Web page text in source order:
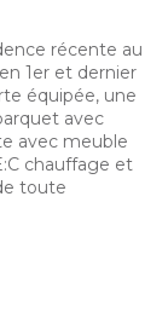
récente au
1er et dernier
équipée, une
avec
avec meuble
chauffage et
toute